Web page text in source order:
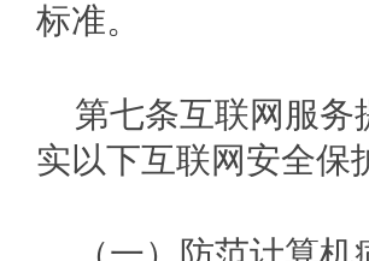
标准。
第七条互联网服务
实以下互联网安全保